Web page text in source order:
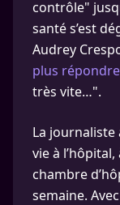
contrôle"
santé s’est
Audrey
plus
très vite…".
La journaliste
vie à l’hôpital,
chambre
semaine.